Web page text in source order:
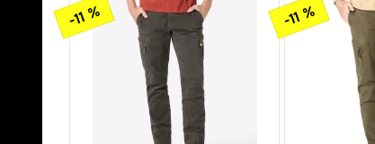
-11 % -11 %